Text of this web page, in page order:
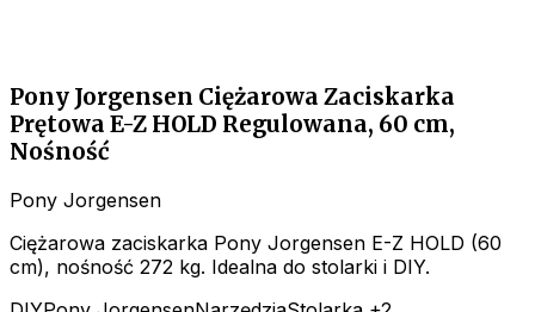
Pony Jorgensen Ciężarowa Zaciskarka
Prętowa E-Z HOLD Regulowana, 60 cm,
Nośność
Pony Jorgensen
Ciężarowa zaciskarka Pony Jorgensen E-Z HOLD (60
cm), nośność 272 kg. Idealna do stolarki i DIY.